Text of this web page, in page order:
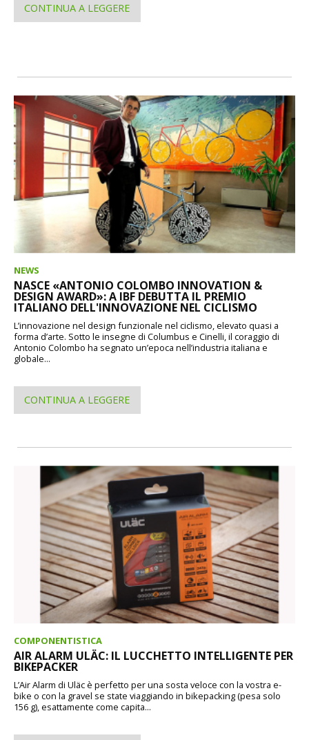
CONTINUA A LEGGERE
NEWS
NASCE «ANTONIO COLOMBO INNOVATION &
DESIGN AWARD»: A IBF DEBUTTA IL PREMIO
ITALIANO DELL'INNOVAZIONE NEL CICLISMO
L’innovazione nel design funzionale nel ciclismo, elevato quasi a
forma d’arte. Sotto le insegne di Columbus e Cinelli, il coraggio di
Antonio Colombo ha segnato un’epoca nell’industria italiana e
globale...
CONTINUA A LEGGERE
COMPONENTISTICA
AIR ALARM ULÄC: IL LUCCHETTO INTELLIGENTE PER
BIKEPACKER
L’Air Alarm di Uläc è perfetto per una sosta veloce con la vostra e-
bike o con la gravel se state viaggiando in bikepacking (pesa solo
156 g), esattamente come capita...